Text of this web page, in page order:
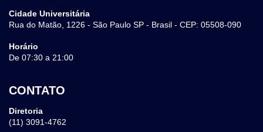
Cidade Universitária
Rua do Matão, 1226 - São Paulo SP - Brasil - CEP: 05508-090
Horário
De 07:30 a 21:00
CONTATO
Diretoria
(11) 3091-4762